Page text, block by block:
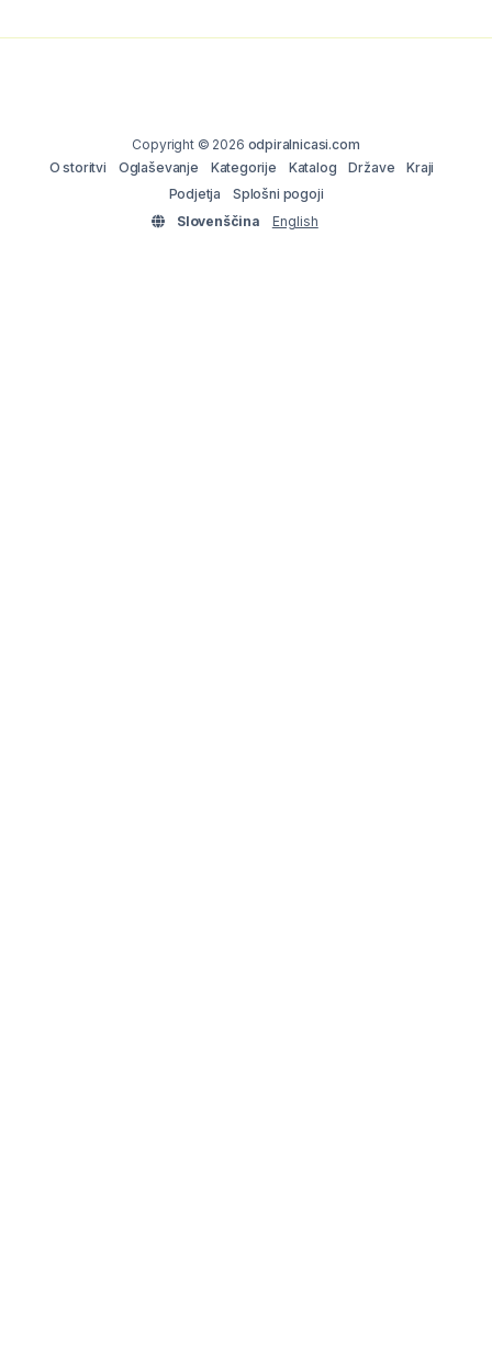
Copyright © 2026 odpiralnicasi.com
O storitvi
Oglaševanje Kategorije Katalog Države
Kraji
Podjetja
Splošni pogoji
Slovenščina
English